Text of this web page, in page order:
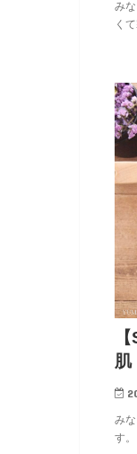
み
く
肌
み
す